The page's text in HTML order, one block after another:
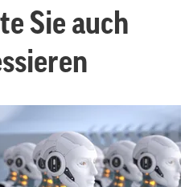
Sie auch